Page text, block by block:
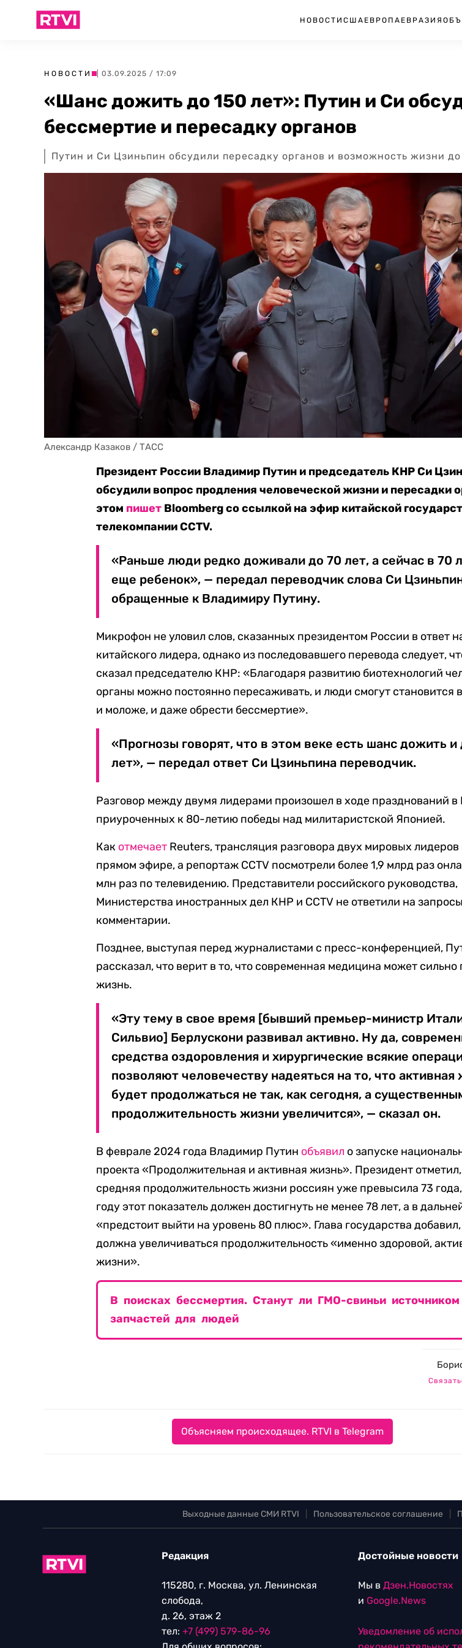
НОВОСТИ США ЕВРОПА ЕВРАЗИЯ
НОВОСТИ | 03.09.2025 / 17:09
«Шанс дожить до 150 лет»: Путин и Си
бессмертие и пересадку органов
Путин и Си Цзиньпин обсудили пересадку органов и возможность жизни до
Александр Казаков / ТАСС
Президент России Владимир Путин и председатель КНР Си
обсудили вопрос продления человеческой жизни и пересадки
этом пишет Bloomberg со ссылкой на эфир китайской
телекомпании CCTV.
«Раньше люди редко доживали до 70 лет, а сейчас в 70
еще ребенок», — передал переводчик слова Си
обращенные к Владимиру Путину.
Микрофон не уловил слов, сказанных президентом России в ответ
китайского лидера, однако из последовавшего перевода следует,
сказал председателю КНР: «Благодаря развитию биотехнологий
органы можно постоянно пересаживать, и люди смогут становится
и моложе, и даже обрести бессмертие».
«Прогнозы говорят, что в этом веке есть шанс дожить и
лет», — передал ответ Си Цзиньпина переводчик.
Разговор между двумя лидерами произошел в ходе празднований в
приуроченных к 80-летию победы над милитаристской Японией.
Как отмечает Reuters, трансляция разговора двух мировых лидеров
прямом эфире, а репортаж CCTV посмотрели более 1,9 млрд раз
млн раз по телевидению. Представители российского руководства,
Министерства иностранных дел КНР и CCTV не ответили на
комментарии.
Позднее, выступая перед журналистами с пресс-конференцией,
рассказал, что верит в то, что современная медицина может сильно
жизнь.
«Эту тему в свое время [бывший премьер-министр
Сильвио] Берлускони развивал активно. Ну да,
средства оздоровления и хирургические всякие
позволяют человечеству надеяться на то, что активная
будет продолжаться не так, как сегодня, а
продолжительность жизни увеличится», — сказал он.
В феврале 2024 года Владимир Путин объявил о запуске
проекта «Продолжительная и активная жизнь». Президент
средняя продолжительность жизни россиян уже превысила 73
году этот показатель должен достигнуть не менее 78 лет, а в
«предстоит выйти на уровень 80 плюс». Глава государства
должна увеличиваться продолжительность «именно здоровой,
жизни».
В поисках бессмертия. Станут ли ГМО-свиньи источником
запчастей для людей
Объясняем происходящее. RTVI в Telegram
Выходные данные СМИ RTVI Пользовательское соглашение
Редакция
115280, г. Москва, ул. Ленинская
слобода,
д. 26, этаж 2
тел: +7 (499) 579-86-96
Достойные новости
Мы в Дзен.Новостях
и Google.News
Уведомление об